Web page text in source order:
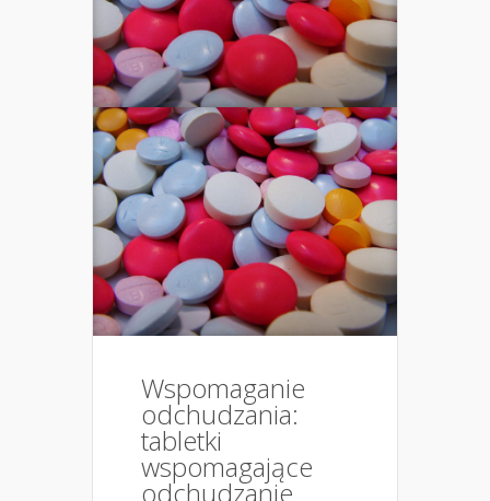
Wspomaganie
odchudzania:
tabletki
wspomagające
odchudzanie